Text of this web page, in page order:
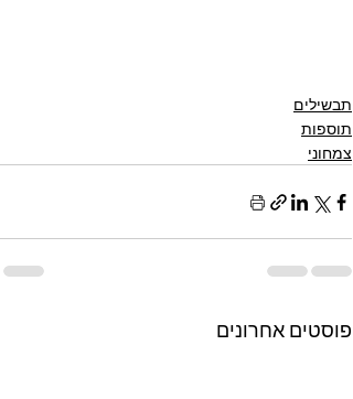
תבשילים
תוספות
צמחוני
פוסטים אחרונים